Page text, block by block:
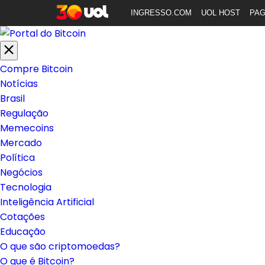
INGRESSO.COM UOL HOST
Compre Bitcoin
Notícias
Brasil
Regulação
Memecoins
Mercado
Política
Negócios
Tecnologia
Inteligência Artificial
Cotações
Educação
O que são criptomoedas?
O que é Bitcoin?